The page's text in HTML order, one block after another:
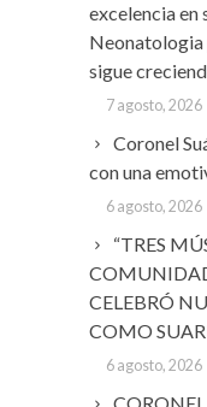
excelencia en
Neonatologia
sigue
7 agosto, 2026
Coronel
con una
6 agosto, 2026
“TRES
CELEBRÓ
COMO
6 agosto, 2026